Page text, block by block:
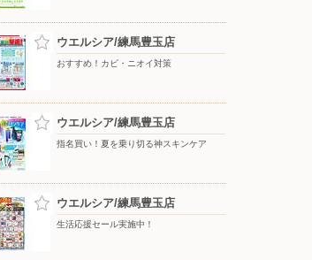
ウエルシア/練馬豊玉店
おすすめ！カビ・ニオイ対策
ウエルシア/練馬豊玉店
指名買い！夏を乗り切る神スキンケア
ウエルシア/練馬豊玉店
生活応援セール実施中！